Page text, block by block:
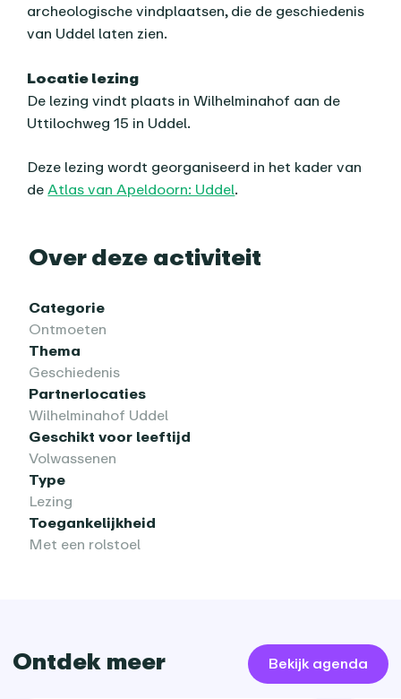
archeologische vindplaatsen, die de geschiedenis
van Uddel laten zien.
Locatie lezing
De lezing vindt plaats in Wilhelminahof aan de
Uttilochweg 15 in Uddel.
Deze lezing wordt georganiseerd in het kader van
deAtlas van Apeldoorn: Uddel.
Over deze activiteit
Categorie
Ontmoeten
Thema
Geschiedenis
Partnerlocaties
Wilhelminahof Uddel
Geschikt voor leeftijd
Volwassenen
Type
Lezing
Toegankelijkheid
Met een rolstoel
Ontdek meer Bekijk agenda